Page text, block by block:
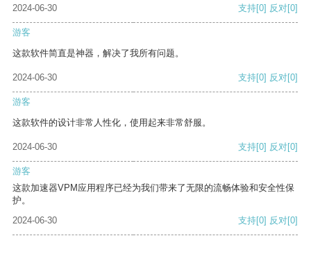
2024-06-30
支持[0] 反对[0]
游客
这款软件简直是神器，解决了我所有问题。
2024-06-30 支持[0] 反对[0]
游客
这款软件的设计非常人性化，使用起来非常舒服。
2024-06-30 支持[0] 反对[0]
游客
这款加速器VPM应用程序已经为我们带来了无限的流畅体验和安全性保
护。
2024-06-30
支持[0] 反对[0]